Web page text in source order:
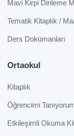
Mavi Kirpi Dinleme
Tematik Kitaplık /
Ders Dokümanları
Ortaokul
Kitaplık
Öğrencimi
Etkileşimli Okuma